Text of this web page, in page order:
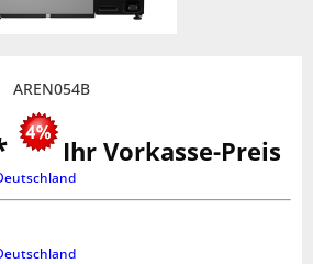
AREN054B
Ihr Vorkasse-Preis